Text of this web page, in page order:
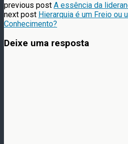
previous post A essência da
next post Hierarquia é um Freio ou
Conhecimento?
Deixe uma resposta